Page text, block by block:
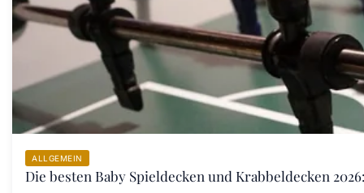
ALLGEMEIN
Die besten Baby Spieldecken und Krabbeldecken